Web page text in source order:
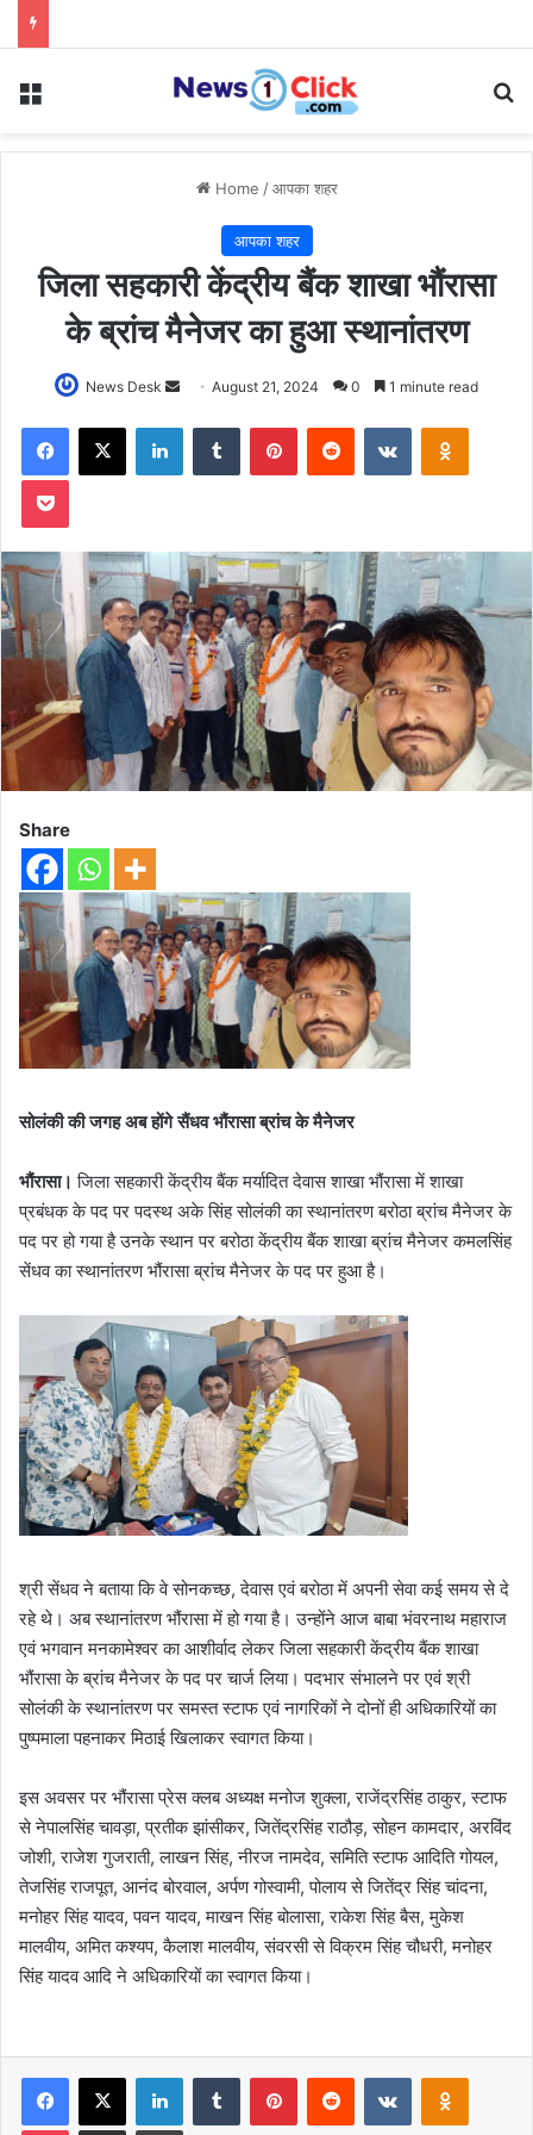
Menu
Home / आपका शहर
आपका शहर
जिला सहकारी केंद्रीय बैंक शाखा भौंरासा
के ब्रांच मैनेजर का हुआ स्थानांतरण
News Desk
Send
email
August 21, 2024 0 1 minute read
Facebook
X LinkedInTumblr PinterestReddit VKontakte
Pocket
Share
सोलंकी की जगह अब होंगे सैंधव भौंरासा ब्रांच के मैनेजर
भौंरासा। जिला सहकारी केंद्रीय बैंक मर्यादित देवास शाखा भौंरासा में शाखा
प्रबंधक के पद पर पदस्थ अके सिंह सोलंकी का स्थानांतरण बरोठा ब्रांच मैनेजर के
पद पर हो गया है उनके स्थान पर बरोठा केंद्रीय बैंक शाखा ब्रांच मैनेजर कमलसिंह
सेंधव का स्थानांतरण भौंरासा ब्रांच मैनेजर के पद पर हुआ है।
श्री सेंधव ने बताया कि वे सोनकच्छ, देवास एवं बरोठा में अपनी सेवा कई समय से दे
रहे थे। अब स्थानांतरण भौंरासा में हो गया है। उन्होंने आज बाबा भंवरनाथ महाराज
एवं भगवान मनकामेश्वर का आशीर्वाद लेकर जिला सहकारी केंद्रीय बैंक शाखा
भौंरासा के ब्रांच मैनेजर के पद पर चार्ज लिया। पदभार संभालने पर एवं श्री
सोलंकी के स्थानांतरण पर समस्त स्टाफ एवं नागरिकों ने दोनों ही अधिकारियों का
पुष्पमाला पहनाकर मिठाई खिलाकर स्वागत किया।
इस अवसर पर भौंरासा प्रेस क्लब अध्यक्ष मनोज शुक्ला, राजेंद्रसिंह ठाकुर, स्टाफ
से नेपालसिंह चावड़ा, प्रतीक झांसीकर, जितेंद्रसिंह राठौड़, सोहन कामदार, अरविंद
जोशी, राजेश गुजराती, लाखन सिंह, नीरज नामदेव, समिति स्टाफ आदिति गोयल,
तेजसिंह राजपूत, आनंद बोरवाल, अर्पण गोस्वामी, पोलाय से जितेंद्र सिंह चांदना,
मनोहर सिंह यादव, पवन यादव, माखन सिंह बोलासा, राकेश सिंह बैस, मुकेश
मालवीय, अमित कश्यप, कैलाश मालवीय, संवरसी से विक्रम सिंह चौधरी, मनोहर
सिंह यादव आदि ने अधिकारियों का स्वागत किया।
Facebook
X LinkedInTumblr PinterestReddit VKontakte
Pocket Share via Email Print